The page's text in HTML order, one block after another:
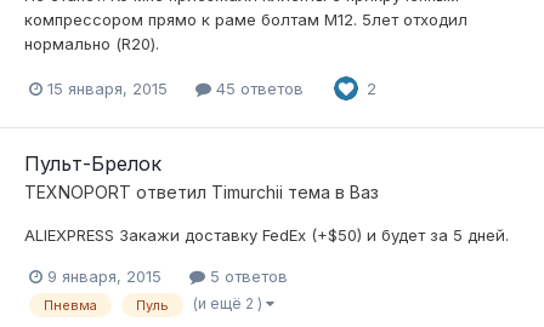
компрессором прямо к раме болтам М12. 5лет отходил
нормально (R20).
15 января, 2015 45 ответов 2
Пульт-Брелок
TEXNOPORT ответил Timurchii тема в Ваз
ALIEXPRESS Закажи доставку FedEx (+$50) и будет за 5 дней.
9 января, 2015 5 ответов
Пневма Пуль (и ещё 2 )